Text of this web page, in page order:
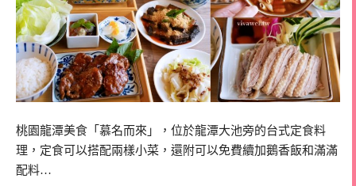
桃園龍潭美食「慕名而來」，位於龍潭大池旁的台式定食料
理，定食可以搭配兩樣小菜，還附可以免費續加鵝香飯和滿滿
配料…